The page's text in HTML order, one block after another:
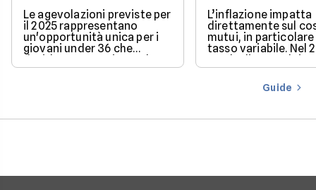
Le agevolazioni previste per
il 2025 rappresentano
un'opportunità unica per i
giovani under 36 che
desiderano acquistare la
loro prima casa.
L’inflazione impatta
direttamente sul
mutui, in particolare
tasso variabile. Nel
con la discesa dei
il mercato offre
più favorevoli per
finanziareGuide